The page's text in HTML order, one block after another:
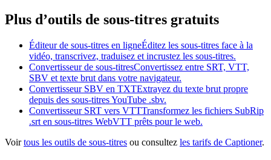
Plus d’outils de sous-titres gratuits
Éditeur de sous-titres en ligneÉditez les sous-titres face à la
vidéo, transcrivez, traduisez et incrustez les sous-titres.
Convertisseur de sous-titresConvertissez entre SRT, VTT,
SBV et texte brut dans votre navigateur.
Convertisseur SBV en TXTExtrayez du texte brut propre
depuis des sous-titres YouTube .sbv.
Convertisseur SRT vers VTTTransformez les fichiers SubRip
.srt en sous-titres WebVTT prêts pour le web.
Voir tous les outils de sous-titres ou consultez les tarifs de Captioner.